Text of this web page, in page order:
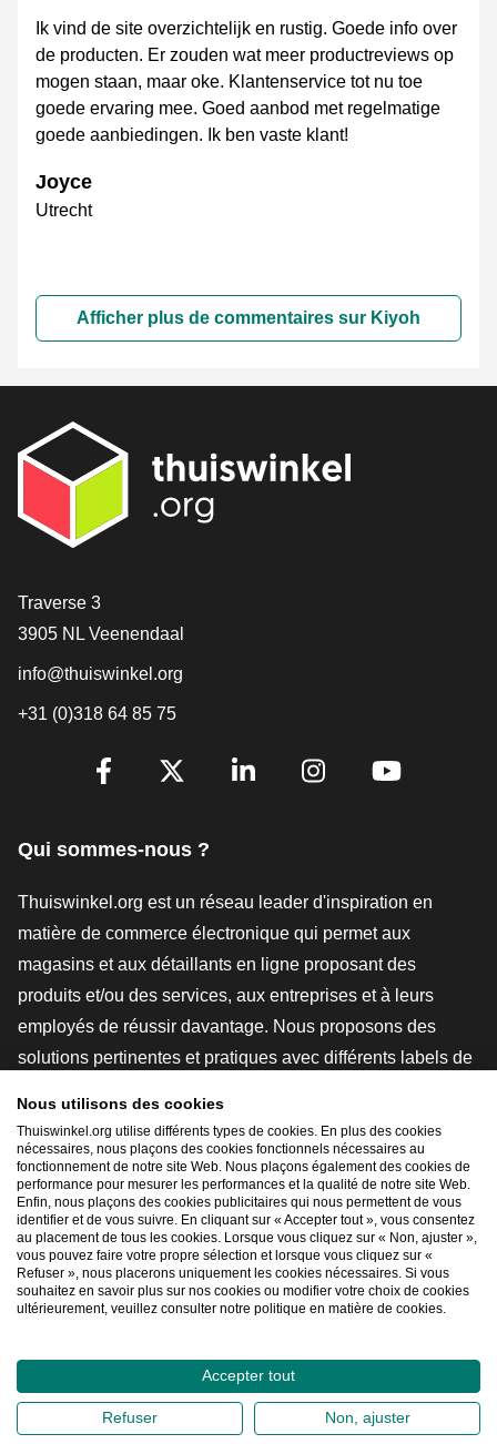
Ik vind de site overzichtelijk en rustig. Goede info over
de producten. Er zouden wat meer productreviews op
mogen staan, maar oke. Klantenservice tot nu toe
goede ervaring mee. Goed aanbod met regelmatige
goede aanbiedingen. Ik ben vaste klant!
Joyce
Utrecht
Afficher plus de commentaires sur Kiyoh
[_General:Contact]
Traverse 3
3905 NL Veenendaal
info@thuiswinkel.org
+31 (0)318 64 85 75
[_General:SocialMediaTitle]
Qui sommes-nous ?
Thuiswinkel.org est un réseau leader d'inspiration en
matière de commerce électronique qui permet aux
magasins et aux détaillants en ligne proposant des
produits et/ou des services, aux entreprises et à leurs
employés de réussir davantage. Nous proposons des
solutions pertinentes et pratiques avec différents labels de
conseils juridiques, des actions de sensibilisation, des
études de marché, et nous disposons de notre propre
plateforme d'enseignement, la Thuiswinkel e-Academy.
Naviguer rapidement
©Thuiswinkel.org
Déclaration de confidentialité
Déclaration relative aux cookies
Nous utilisons des cookies
Thuiswinkel.org utilise différents types de cookies. En plus des cookies
nécessaires, nous plaçons des cookies fonctionnels nécessaires au
fonctionnement de notre site Web. Nous plaçons également des cookies de
performance pour mesurer les performances et la qualité de notre site Web.
Enfin, nous plaçons des cookies publicitaires qui nous permettent de vous
identifier et de vous suivre. En cliquant sur « Accepter tout », vous consentez
au placement de tous les cookies. Lorsque vous cliquez sur « Non, ajuster »,
vous pouvez faire votre propre sélection et lorsque vous cliquez sur «
Refuser », nous placerons uniquement les cookies nécessaires. Si vous
souhaitez en savoir plus sur nos cookies ou modifier votre choix de cookies
ultérieurement, veuillez consulter notre politique en matière de cookies.
Accepter tout
Refuser Non, ajuster